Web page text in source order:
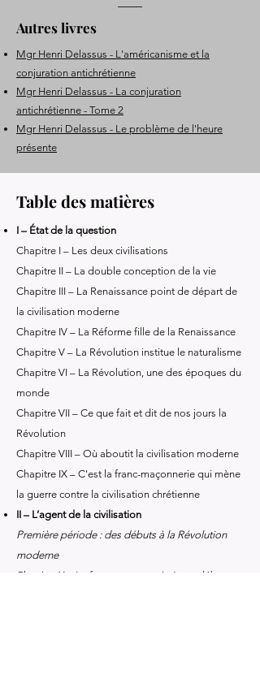
Autres livres
Mgr Henri Delassus - L'américanisme et la
conjuration antichrétienne
Mgr Henri Delassus - La conjuration
antichrétienne - Tome 2
Mgr Henri Delassus - Le problème de l'heure
présente
Table des matières
I – État de la question
Chapitre I – Les deux civilisations
Chapitre II – La double conception de la vie
Chapitre III – La Renaissance point de départ de
la civilisation moderne
Chapitre IV – La Réforme fille de la Renaissance
Chapitre V – La Révolution institue le naturalisme
Chapitre VI – La Révolution, une des époques du
monde
Chapitre VII – Ce que fait et dit de nos jours la
Révolution
Chapitre VIII – Où aboutit la civilisation moderne
Chapitre IX – C'est la franc-maçonnerie qui mène
la guerre contre la civilisation chrétienne
II – L’agent de la civilisation
Première période : des débuts à la Révolution
moderne
Chapitre X – La franc-maçonnerie à ses débuts